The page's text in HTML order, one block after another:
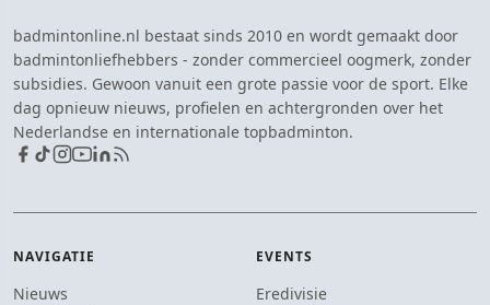
badmintonline.nl bestaat sinds 2010 en wordt gemaakt door
badmintonliefhebbers - zonder commercieel oogmerk, zonder
subsidies. Gewoon vanuit een grote passie voor de sport. Elke
dag opnieuw nieuws, profielen en achtergronden over het
Nederlandse en internationale topbadminton.
NAVIGATIE
Nieuws
EVENTS
Eredivisie